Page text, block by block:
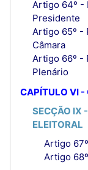
Artigo 64º -
Presidente
Artigo 65º -
Câmara
Artigo 66º -
Plenário
CAPÍTULO VI -
SECÇÃO IX
ELEITORAL
Artigo
Artigo